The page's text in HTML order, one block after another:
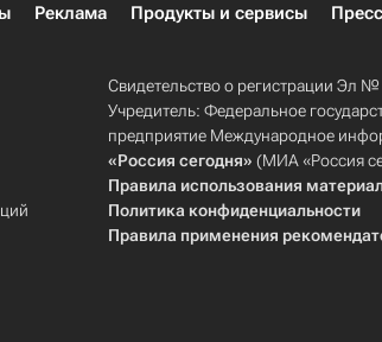
Реклама Продукты и сервисы
Свидетельство о регистрации Эл
Учредитель: Федеральное
предприятие Международное
«Россия сегодня» (МИА «Россия
Правила использования
Политика конфиденциальности
Правила применения